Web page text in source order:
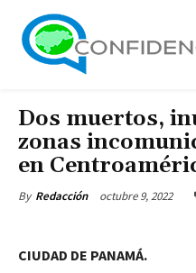
Dos muertos,
zonas
en
By Redacción octubre 9, 2022
CIUDAD DE PANAMÁ.